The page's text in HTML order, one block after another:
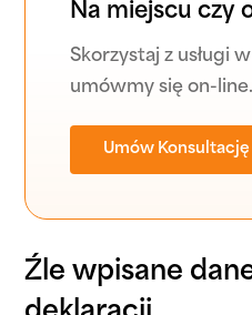
Na miejscu czy
Skorzystaj z usługi
umówmy się on-line.
Umów Konsultację
Źle wpisane